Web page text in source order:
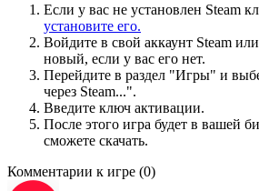
Если у вас не установлен Steam
установите его.
Войдите в свой аккаунт Steam
новый, если у вас его нет.
Перейдите в раздел "Игры" и
через Steam...".
Введите ключ активации.
После этого игра будет в вашей
сможете скачать.
Комментарии к игре (0)